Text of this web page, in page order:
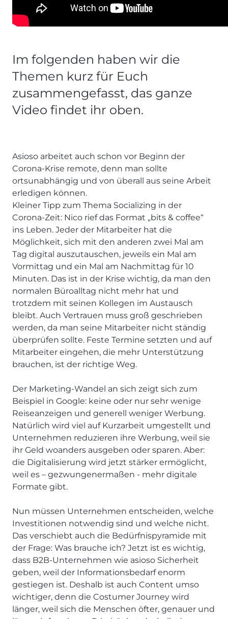
Im folgenden haben wir die
Themen kurz für Euch
zusammengefasst, das ganze
Video findet ihr oben.
Asioso arbeitet auch schon vor Beginn der
Corona-Krise remote, denn man sollte
ortsunabhängig und von überall aus seine Arbeit
erledigen können.
Kleiner Tipp zum Thema Socializing in der
Corona-Zeit: Nico rief das Format „bits & coffee“
ins Leben. Jeder der Mitarbeiter hat die
Möglichkeit, sich mit den anderen zwei Mal am
Tag digital auszutauschen, jeweils ein Mal am
Vormittag und ein Mal am Nachmittag für 10
Minuten. Das ist in der Krise wichtig, da man den
normalen Büroalltag nicht mehr hat und
trotzdem mit seinen Kollegen im Austausch
bleibt. Auch Vertrauen muss groß geschrieben
werden, da man seine Mitarbeiter nicht ständig
überprüfen sollte. Feste Termine setzten und auf
Mitarbeiter eingehen, die mehr Unterstützung
brauchen, ist der richtige Weg.
Der Marketing-Wandel an sich zeigt sich zum
Beispiel in Google: keine oder nur sehr wenige
Reiseanzeigen und generell weniger Werbung.
Natürlich wird viel auf Kurzarbeit umgestellt und
Unternehmen reduzieren ihre Werbung, weil sie
ihr Geld woanders ausgeben oder sparen. Aber:
die Digitalisierung wird jetzt stärker ermöglicht,
weil es – gezwungenermaßen - mehr digitale
Formate gibt.
Nun müssen Unternehmen entscheiden, welche
Investitionen notwendig sind und welche nicht.
Das verschiebt auch die Bedürfnispyramide mit
der Frage: Was brauche ich? Jetzt ist es wichtig,
dass B2B-Unternehmen wie asioso Sicherheit
geben, weil der Informationsbedarf enorm
gestiegen ist. Deshalb ist auch Content umso
wichtiger, denn die Costumer Journey wird
länger, weil sich die Menschen öfter, genauer und